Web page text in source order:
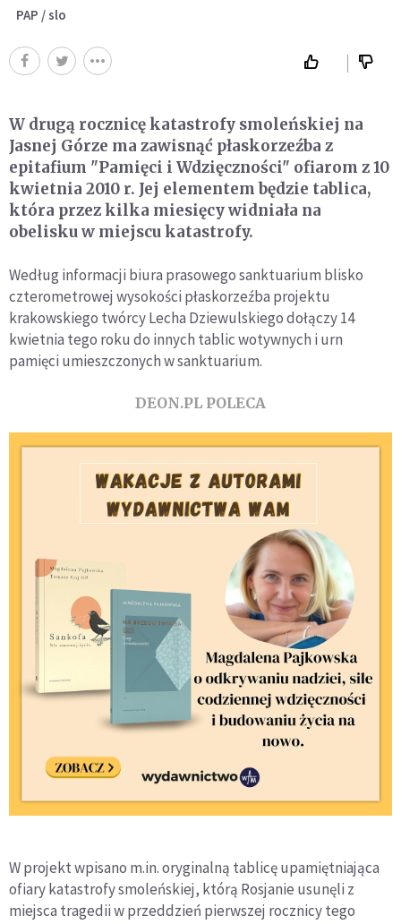
PAP / slo
W drugą rocznicę katastrofy smoleńskiej na
Jasnej Górze ma zawisnąć płaskorzeźba z
epitafium "Pamięci i Wdzięczności" ofiarom z 10
kwietnia 2010 r. Jej elementem będzie tablica,
która przez kilka miesięcy widniała na
obelisku w miejscu katastrofy.
Według informacji biura prasowego sanktuarium blisko
czterometrowej wysokości płaskorzeźba projektu
krakowskiego twórcy Lecha Dziewulskiego dołączy 14
kwietnia tego roku do innych tablic wotywnych i urn
pamięci umieszczonych w sanktuarium.
DEON.PL POLECA
W projekt wpisano m.in. oryginalną tablicę upamiętniająca
ofiary katastrofy smoleńskiej, którą Rosjanie usunęli z
miejsca tragedii w przeddzień pierwszej rocznicy tego